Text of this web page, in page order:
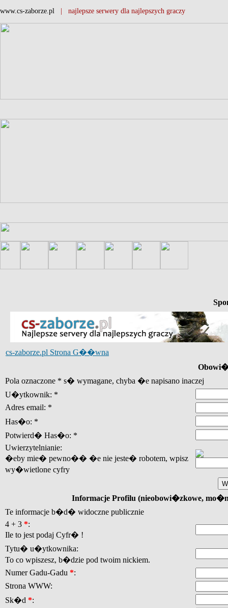
www.cs-zaborze.pl | najlepsze serwery dla najlepszych graczy
cs-zaborze.pl Strona G��wna
Pola oznaczone * s� wymagane, chyba �e napisano inaczej
U�ytkownik: *
Adres email: *
Has�o: *
Potwierd� Has�o: *
Uwierzytelnianie:
�eby mie� pewno�� �e nie jeste� robotem, wpisz
wy�wietlone cyfry
Informacje Profilu (nieobowi�zkowe,
Te informacje b�d� widoczne publicznie
4 + 3 *:
Ile to jest podaj Cyfr� !
Tytu� u�ytkownika:
To co wpiszesz, b�dzie pod twoim nickiem.
Numer Gadu-Gadu *:
Strona WWW:
Sk�d *: